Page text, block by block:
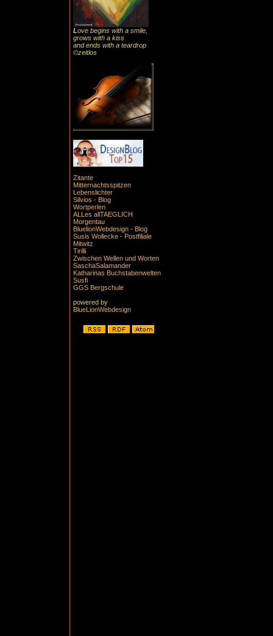
Love begins with a smile,
grows with a kiss
and ends with a teardrop
©zeitlos
Zitante
Mitternachtsspitzen
Lebenslichter
Silvios - Blog
Wortperlen
ALLes allTAEGLICH
Morgentau
BluelionWebdesign - Blog
Susis Wollecke - Postfiliale
Mitwitz
Tirilli
Zwischen Wellen und Worten
SaschaSalamander
Katharinas Buchstabenwelten
Susfi
GGS Bergschule
powered by
BlueLionWebdesign